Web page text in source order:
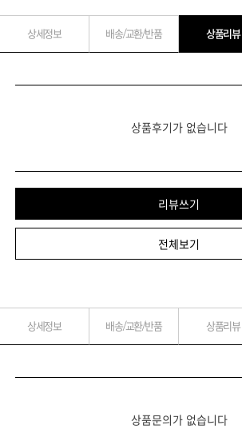
상세정보 배송/교환/반품 상품리뷰
상품후기가 없습니다
리뷰쓰기
전체보기
상세정보 배송/교환/반품 상품리뷰
상품문의가 없습니다